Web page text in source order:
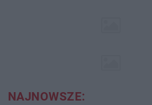
NAJNOWSZE: